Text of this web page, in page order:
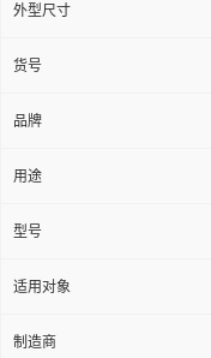
外型尺寸
货号
品牌
用途
型号
适用对象
制造商